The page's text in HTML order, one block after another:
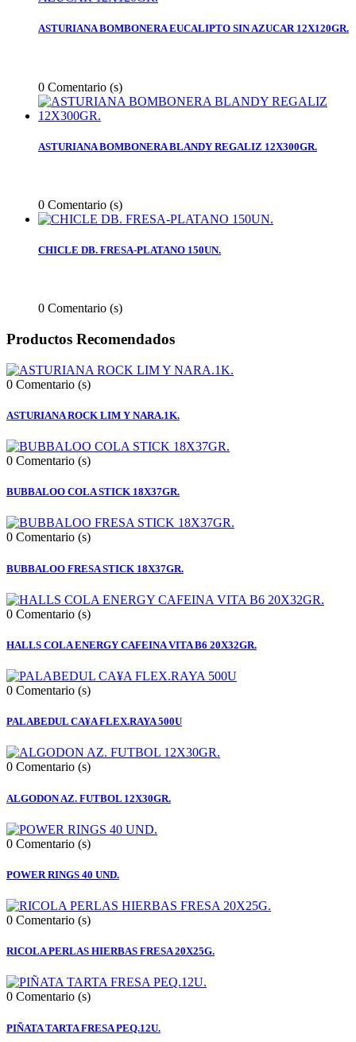
ASTURIANA BOMBONERA EUCALIPTO SIN AZUCAR 12X120GR.
0 Comentario (s)
ASTURIANA BOMBONERA BLANDY REGALIZ 12X300GR.
0 Comentario (s)
CHICLE DB. FRESA-PLATANO 150UN.
0 Comentario (s)
Productos Recomendados
0 Comentario (s)
ASTURIANA ROCK LIM Y NARA.1K.
0 Comentario (s)
BUBBALOO COLA STICK 18X37GR.
0 Comentario (s)
BUBBALOO FRESA STICK 18X37GR.
0 Comentario (s)
HALLS COLA ENERGY CAFEINA VITA B6 20X32GR.
0 Comentario (s)
PALABEDUL CA¥A FLEX.RAYA 500U
0 Comentario (s)
ALGODON AZ. FUTBOL 12X30GR.
0 Comentario (s)
POWER RINGS 40 UND.
0 Comentario (s)
RICOLA PERLAS HIERBAS FRESA 20X25G.
0 Comentario (s)
PIÑATA TARTA FRESA PEQ.12U.